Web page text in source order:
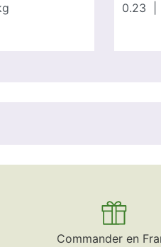
0.23
Commander en